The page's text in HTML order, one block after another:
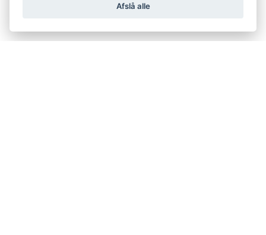
Afslå alle